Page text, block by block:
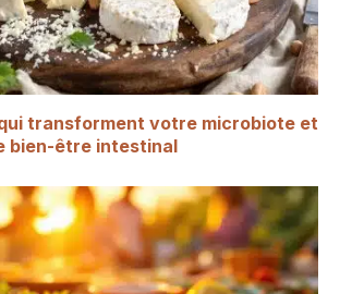
transforment votre microbiote et
bien-être intestinal